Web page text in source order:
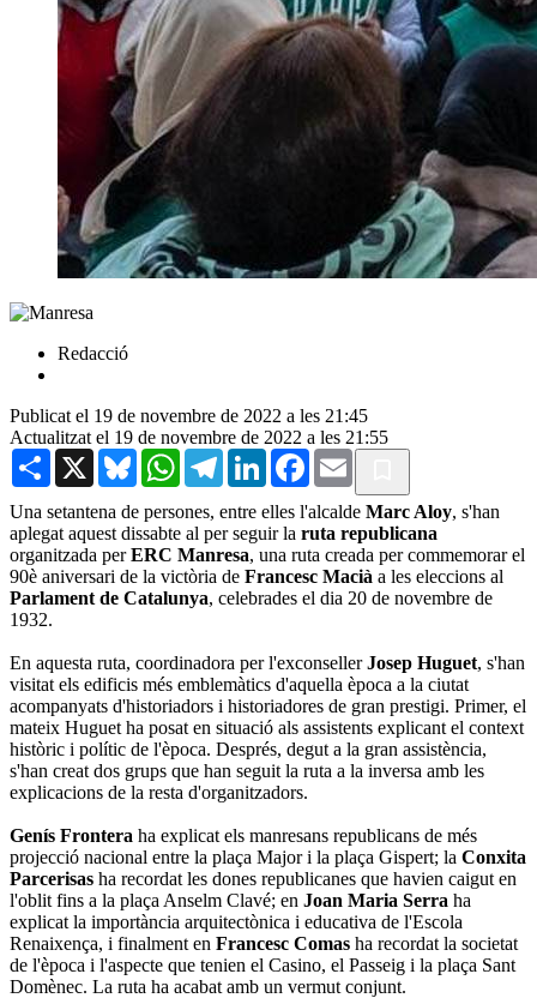
Redacció
Publicat el 19 de novembre de 2022 a les 21:45
Actualitzat el 19 de novembre de 2022 a les 21:55
Share X BlueskyWhatsAppTelegramLinkedInFacebook
Email
Una setantena de persones, entre elles l'alcalde Marc Aloy, s'han
aplegat aquest dissabte al per seguir la ruta republicana
organitzada perERC Manresa, una ruta creada per commemorar el
90è aniversari de la victòria de Francesc Macià a les eleccions al
Parlament de Catalunya, celebrades el dia 20 de novembre de
1932.
En aquesta ruta, coordinadora per l'exconsellerJosep Huguet, s'han
visitat els edificis més emblemàtics d'aquella època a la ciutat
acompanyats d'historiadors i historiadores de gran prestigi. Primer, el
mateix Huguet ha posat en situació als assistents explicant el context
històric i polític de l'època. Després, degut a la gran assistència,
s'han creat dos grups que han seguit la ruta a la inversa amb les
explicacions de la resta d'organitzadors.
Genís Frontera ha explicat els manresans republicans de més
projecció nacional entre la plaça Major i la plaça Gispert; la Conxita
Parcerisas ha recordat les dones republicanes que havien caigut en
l'oblit fins a la plaça Anselm Clavé; en Joan Maria Serra ha
explicat la importància arquitectònica i educativa de l'Escola
Renaixença, i finalment en Francesc Comas ha recordat la societat
de l'època i l'aspecte que tenien el Casino, el Passeig i la plaça Sant
Domènec. La ruta ha acabat amb un vermut conjunt.